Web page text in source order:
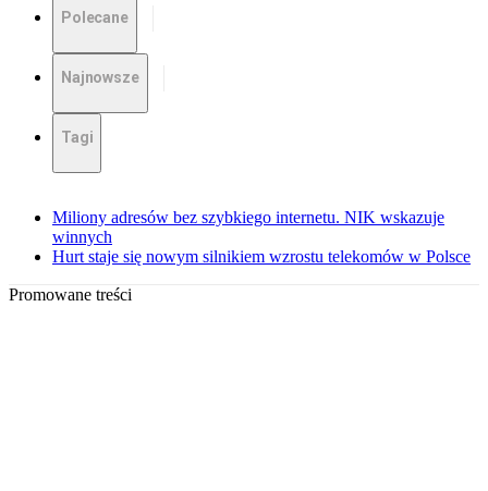
Polecane
Najnowsze
Tagi
Miliony adresów bez szybkiego internetu. NIK wskazuje
winnych
Hurt staje się nowym silnikiem wzrostu telekomów w Polsce
Promowane treści